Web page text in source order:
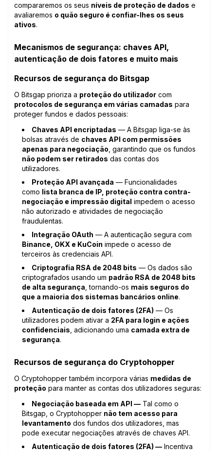
compararemos os seus níveis de proteção de dados e
avaliaremos o quão seguro é confiar-lhes os seus
ativos.
Mecanismos de segurança: chaves API,
autenticação de dois fatores e muito mais
Recursos de segurança do Bitsgap
O Bitsgap prioriza a proteção do utilizador com
protocolos de segurança em várias camadas para
proteger fundos e dados pessoais:
Chaves API encriptadas — A Bitsgap liga-se às
bolsas através de chaves API com permissões
apenas para negociação , garantindo que os fundos
não podem ser retirados das contas dos
utilizadores.
Proteção API avançada — Funcionalidades
como lista branca de IP, proteção contra contra-
negociação e impressão digital impedem o acesso
não autorizado e atividades de negociação
fraudulentas.
Integração OAuth — A autenticação segura com
Binance, OKX e KuCoin impede o acesso de
terceiros às credenciais API.
Criptografia RSA de 2048 bits — Os dados são
criptografados usando um padrão RSA de 2048 bits
de alta segurança , tornando-os mais seguros do
que a maioria dos sistemas bancários online.
Autenticação de dois fatores (2FA) — Os
utilizadores podem ativar a 2FA para login e ações
confidenciais , adicionando uma camada extra de
segurança.
Recursos de segurança do Cryptohopper
O Cryptohopper também incorpora várias medidas de
proteção para manter as contas dos utilizadores seguras:
Negociação baseada em API — Tal como o
Bitsgap, o Cryptohopper não tem acesso para
levantamento dos fundos dos utilizadores, mas
pode executar negociações através de chaves API.
Autenticação de dois fatores (2FA) — Incentiva